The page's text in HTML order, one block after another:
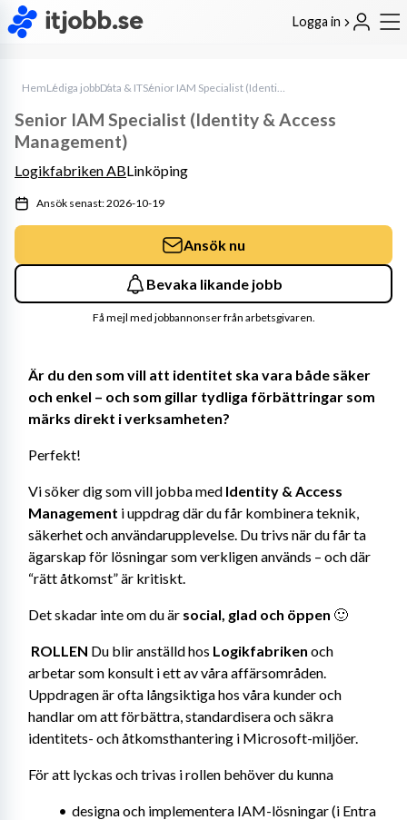
Logga in
HemLediga jobbData & IT Senior IAM Specialist (Identity & Access Management)
Är du den som vill att identitet ska vara både säker
och enkel – och som gillar tydliga förbättringar som
märks direkt i verksamheten?
Perfekt!
Vi söker dig som vill jobba med Identity & Access
Management i uppdrag där du får kombinera teknik,
säkerhet och användarupplevelse. Du trivs när du får ta
ägarskap för lösningar som verkligen används – och där
“rätt åtkomst” är kritiskt.
Det skadar inte om du är social, glad och öppen 🙂
ROLLEN Du blir anställd hos Logikfabriken och
arbetar som konsult i ett av våra affärsområden.
Uppdragen är ofta långsiktiga hos våra kunder och
handlar om att förbättra, standardisera och säkra
identitets- och åtkomsthantering i Microsoft-miljöer.
För att lyckas och trivas i rollen behöver du kunna
designa och implementera IAM-lösningar (i Entra
Senior IAM Specialist (Identity & Access
Management)
Logikfabriken ABLinköping
Ansök senast: 2026-10-19
Ansök nu
Bevaka likande jobb
Få mejl med jobbannonser från arbetsgivaren.